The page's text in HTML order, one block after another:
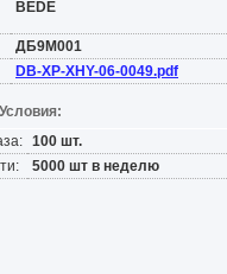
BEDE
ДБ9М001
DB-XP-XHY-06-0049.pdf
100 шт.
5000 шт в неделю